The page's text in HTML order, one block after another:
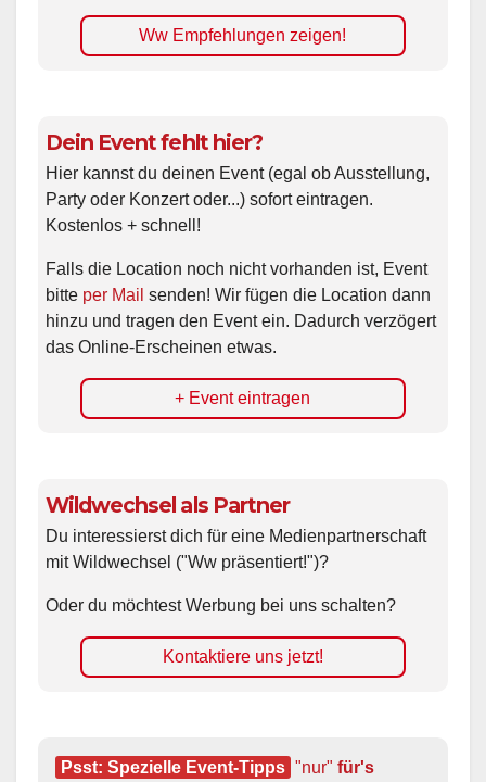
Ww Empfehlungen zeigen!
Dein Event fehlt hier?
Hier kannst du deinen Event (egal ob Ausstellung,
Party oder Konzert oder...) sofort eintragen.
Kostenlos + schnell!
Falls die Location noch nicht vorhanden ist, Event
bitte per Mail senden! Wir fügen die Location dann
hinzu und tragen den Event ein. Dadurch verzögert
das Online-Erscheinen etwas.
+ Event eintragen
Wildwechsel als Partner
Du interessierst dich für eine Medienpartnerschaft
mit Wildwechsel ("Ww präsentiert!")?
Oder du möchtest Werbung bei uns schalten?
Kontaktiere uns jetzt!
Psst: Spezielle Event-Tipps "nur" für's